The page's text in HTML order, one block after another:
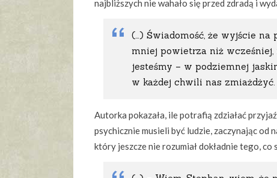
najbliższych nie wahało się przed zdradą i
(…) Świadomość, że wyjście
mniej powietrza niż
jesteśmy – w podziemnej
w każdej chwili nas zmiażdżyć.
Autorka pokazała, ile potrafią zdziałać
psychicznie musieli być ludzie, zaczynając od
który jeszcze nie rozumiał dokładnie tego, co